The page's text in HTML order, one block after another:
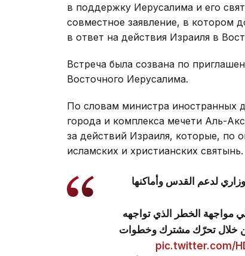
в поддержку Иерусалима и его
совместное заявление, в котором
в ответ на действия Израиля в
Встреча была созвана по
Восточного Иерусалима.
По словам министра иностранных
города и комплекса мечети Аль-
за действий Израиля, которые, по
исламских и христианских святынь.
لدعم القدس وأماكنها
في مواجهة الخطر الذي تواجهه
خلال تحرّك مشترك وخطوات
pic.twitter.com/